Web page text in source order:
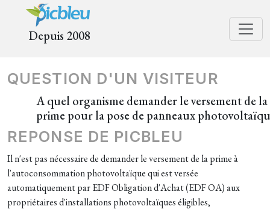
Depuis 2008
QUESTION D'UN VISITEUR
A quel organisme demander le versement de la
prime pour la pose de panneaux
REPONSE DE PICBLEU
Il n'est pas nécessaire de demander le versement de la prime à
l'autoconsommation photovoltaïque qui est versée
automatiquement par EDF Obligation d'Achat (EDF OA) aux
propriétaires d'installations photovoltaïques éligibles,